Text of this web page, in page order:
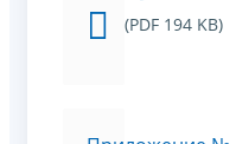
(PDF 194 KB)